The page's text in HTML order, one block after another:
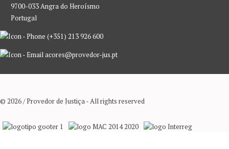
9700-033 Angra do Heroísmo
Portugal
(+351) 213 926 600
acores@provedor-jus.pt
© 2026 / Provedor de Justiça - All rights reserved